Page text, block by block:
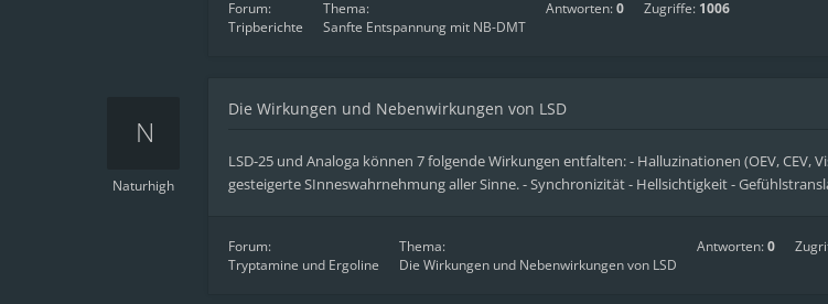
Forum:
Tripberichte
Thema:
Sanfte Entspannung mit NB-DMT
Antworten:0 Zugriffe: 1006
Naturhigh
Die Wirkungen und Nebenwirkungen von LSD
LSD-25 und Analoga können 7 folgende Wirkungen entfalten: - Halluzinationen (OEV,
gesteigerte SInneswahrnehmung aller Sinne. - Synchronizität - Hellsichtigkeit -
Forum:
Tryptamine und Ergoline
Thema:
Die Wirkungen und Nebenwirkungen von LSD
Antworten:0